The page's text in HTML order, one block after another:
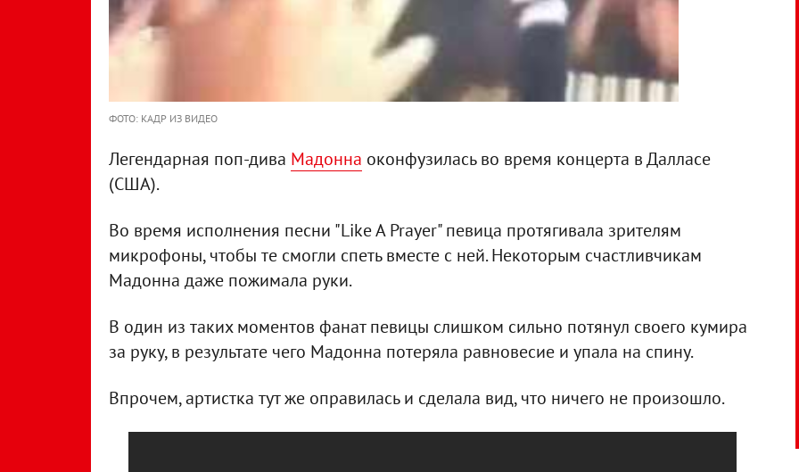
ФОТО: КАДР ИЗ ВИДЕО
Легендарная поп-дива Мадонна оконфузилась во время концерта в Далласе
(США).
Во время исполнения песни "Like A Prayer" певица протягивала зрителям
микрофоны, чтобы те смогли спеть вместе с ней. Некоторым счастливчикам
Мадонна даже пожимала руки.
В один из таких моментов фанат певицы слишком сильно потянул своего кумира
за руку, в результате чего Мадонна потеряла равновесие и упала на спину.
Впрочем, артистка тут же оправилась и сделала вид, что ничего не произошло.